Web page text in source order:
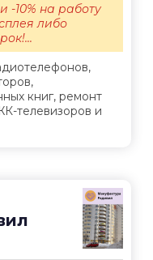
книг, ремонт
телевизоров и
-10% на работу
либо